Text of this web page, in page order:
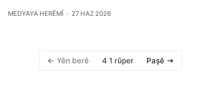
MEDYAYA HERÊMÎ 27 HAZ 2026
Yên berê 4 1 rûper Paşê